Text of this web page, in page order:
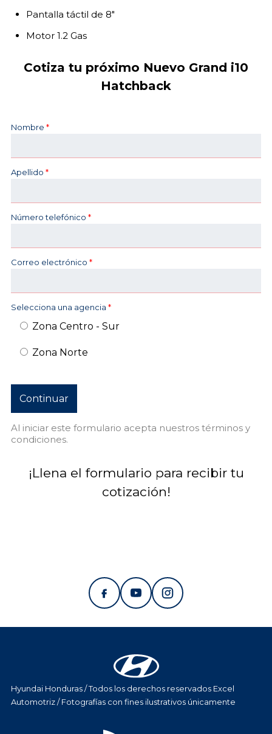
Pantalla táctil de 8"
Motor 1.2 Gas
Cotiza tu próximo Nuevo Grand i10
Hatchback
Nombre *
Apellido *
Número telefónico *
Correo electrónico *
Selecciona una agencia *
Zona Centro - Sur
Zona Norte
Al iniciar este formulario acepta nuestros términos y
condiciones.
¡Llena el formulario para recibir tu
cotización!
Hyundai Honduras / Todos los derechos reservados Excel
Automotriz / Fotografías con fines ilustrativos únicamente